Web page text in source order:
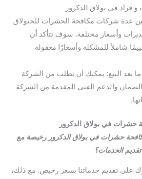
قراد في بولاق الدكرور
بين عدة شركات مكافحة الحشرات للحبولاق
وأسعار مختلفة. سوف تتأكد أن
شاملاً للمشكلة وأسعارًا معقولة
بعد البيع: يمكنك أن تطلب من الشركة
والدعم الفني المقدمة من الشركة
في بولاق الدكرور
حشرات في بولاق الدكرور رخيصة مع
الخدمات؟
على تقديم خدماتنا بسعر رخيص. مع ذلك،